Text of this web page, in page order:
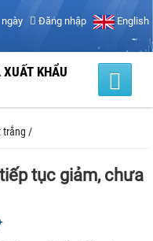
Đăng nhập English
XUẤT KHẨU
trắng /
tục giảm, chưa